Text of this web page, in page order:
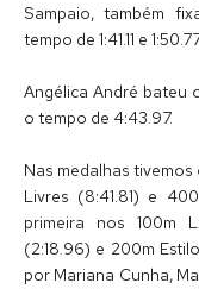
Sampaio, também
tempo de 1:41.11 e
Angélica André bateu
o tempo de 4:43.97.
Nas medalhas
Livres (8:41.81) e
primeira nos 100m
(2:18.96) e 200m
por Mariana Cunha,